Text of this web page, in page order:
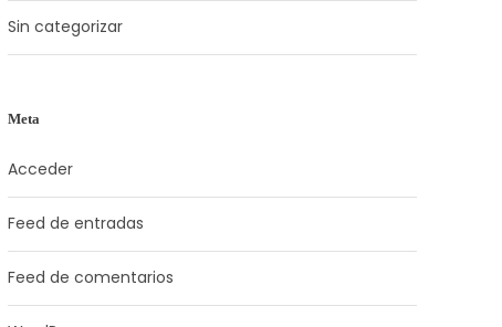
Sin categorizar
Meta
Acceder
Feed de entradas
Feed de comentarios